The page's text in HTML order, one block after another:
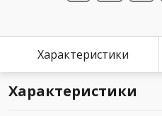
Характеристики
Характеристики